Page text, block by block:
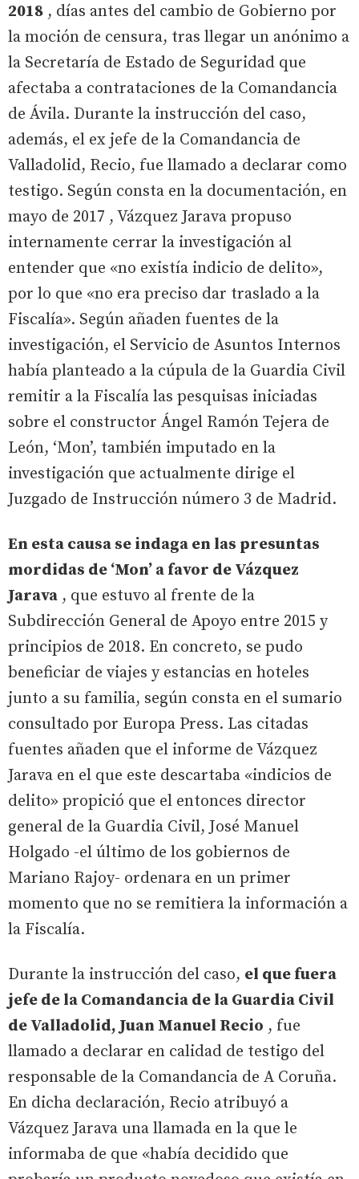
2018 , días antes del cambio de Gobierno por
la moción de censura, tras llegar un anónimo a
la Secretaría de Estado de Seguridad que
afectaba a contrataciones de la Comandancia
de Ávila. Durante la instrucción del caso,
además, el ex jefe de la Comandancia de
Valladolid, Recio, fue llamado a declarar como
testigo. Según consta en la documentación, en
mayo de 2017 , Vázquez Jarava propuso
internamente cerrar la investigación al
entender que «no existía indicio de delito»,
por lo que «no era preciso dar traslado a la
Fiscalía». Según añaden fuentes de la
investigación, el Servicio de Asuntos Internos
había planteado a la cúpula de la Guardia Civil
remitir a la Fiscalía las pesquisas iniciadas
sobre el constructor Ángel Ramón Tejera de
León, ‘Mon’, también imputado en la
investigación que actualmente dirige el
Juzgado de Instrucción número 3 de Madrid.
En esta causa se indaga en las presuntas
mordidas de ‘Mon’ a favor de Vázquez
Jarava , que estuvo al frente de la
Subdirección General de Apoyo entre 2015 y
principios de 2018. En concreto, se pudo
beneficiar de viajes y estancias en hoteles
junto a su familia, según consta en el sumario
consultado por Europa Press. Las citadas
fuentes añaden que el informe de Vázquez
Jarava en el que este descartaba «indicios de
delito» propició que el entonces director
general de la Guardia Civil, José Manuel
Holgado -el último de los gobiernos de
Mariano Rajoy- ordenara en un primer
momento que no se remitiera la información a
la Fiscalía.
Durante la instrucción del caso, el que fuera
jefe de la Comandancia de la Guardia Civil
de Valladolid, Juan Manuel Recio , fue
llamado a declarar en calidad de testigo del
responsable de la Comandancia de A Coruña.
En dicha declaración, Recio atribuyó a
Vázquez Jarava una llamada en la que le
informaba de que «había decidido que